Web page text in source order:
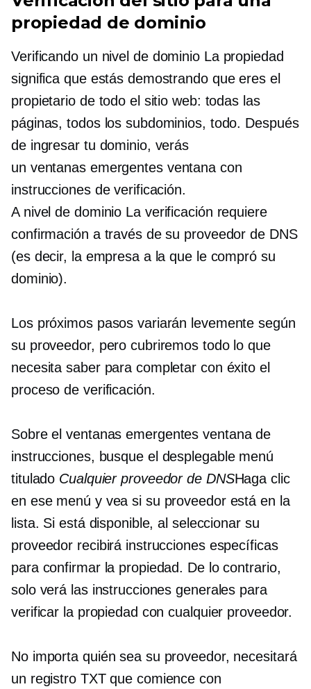
propiedad de dominio
Verificando un nivel de dominioLa propiedad
significa que estás demostrando que eres el
propietario de todo el sitio web: todas las
páginas, todos los subdominios, todo. Después
de ingresar tu dominio, verás
un ventanas emergentesventana con
instrucciones de verificación.
A nivel de dominio La verificación requiere
confirmación a través de su proveedor de DNS
(es decir, la empresa a la que le compró su
dominio).
Los próximos pasos variarán levemente según
su proveedor, pero cubriremos todo lo que
necesita saber para completar con éxito el
proceso de verificación.
Sobre elventanas emergentes ventana de
instrucciones, busque el desplegablemenú
titulado Cualquier proveedor de DNSHaga clic
en ese menú y vea si su proveedor está en la
lista. Si está disponible, al seleccionar su
proveedor recibirá instrucciones específicas
para confirmar la propiedad. De lo contrario,
solo verá las instrucciones generales para
verificar la propiedad con cualquier proveedor.
No importa quién sea su proveedor, necesitará
un registro TXT que comience con